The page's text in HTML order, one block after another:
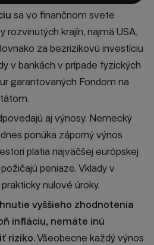
sa vo finančnom svete
rozvinutých krajín, najmä USA,
za bezrizikovú investíciu
v bankách v prípade fyzických
garantovaných Fondom na
aj výnosy. Nemecký
ponúka záporný výnos
platia najväčšej európskej
peniaze. Vklady v
nulové úroky.
vyššieho zhodnotenia
infláciu, nemáte inú
riziko.Všeobecne každý výnos